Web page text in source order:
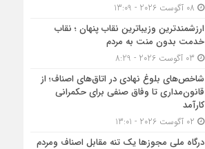
ارزشمندترین وزیباترین نقاب پنهان ؛ نقاب
خدمت بدون منت به مردم
شاخص‌های بلوغ نهادی در اتاق‌های اصناف؛ از
قانون‌مداری تا وفاق صنفی برای حکمرانی
کارآمد
درگاه ملی مجوزها یک تنه مقابل اصناف ومردم